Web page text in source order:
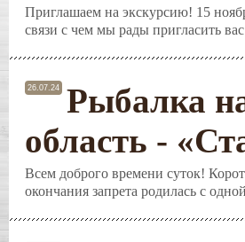
Приглашаем на экскурсию! 15
связи с чем мы рады пригласить
26.07.24
Рыбалка
область -
Всем доброго времени суток!
окончания запрета родилась с